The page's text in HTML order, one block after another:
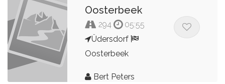
Oosterbeek
294
05:55
Üdersdorf
Oosterbeek
Bert Peters